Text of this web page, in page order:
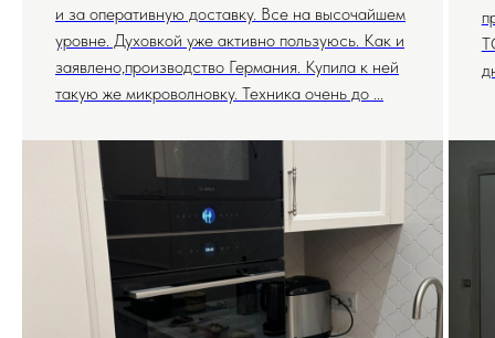
и за оперативную доставку. Все на высочайшем
уровне. Духовкой уже активно пользуюсь. Как и
заявлено,производство Германия. Купила к ней
такую же микроволновку. Техника очень до ...